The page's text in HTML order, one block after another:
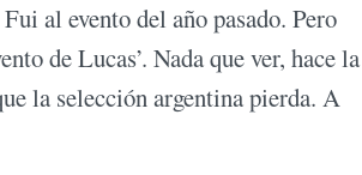
al evento del año pasado. Pero
de Lucas’. Nada que ver, hace la
la selección argentina pierda. A